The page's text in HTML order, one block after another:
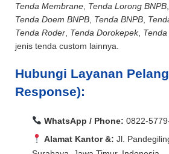
Tenda Membrane Tenda Lorong BNPB
Tenda Doem BNPB Tenda BNPB
Tenda Roder Tenda Dorokepek,
jenis tenda custom lainnya.
Hubungi Layanan
Response):
WhatsApp / Phone: 0822-
Alamat Kantor &: Jl.